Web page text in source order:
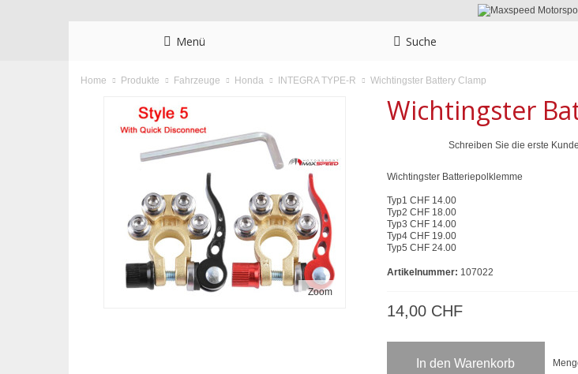
Menü Suche
Home Produkte Fahrzeuge Honda INTEGRA TYPE-R Wichtingster Battery Clamp
Zoom
Wichtingster
Schreiben Sie die erste
Wichtingster Batteriepolklemme
Typ1 CHF 14.00
Typ2 CHF 18.00
Typ3 CHF 14.00
Typ4 CHF 19.00
Typ5 CHF 24.00
Artikelnummer: 107022
14,00 CHF
In den Warenkorb